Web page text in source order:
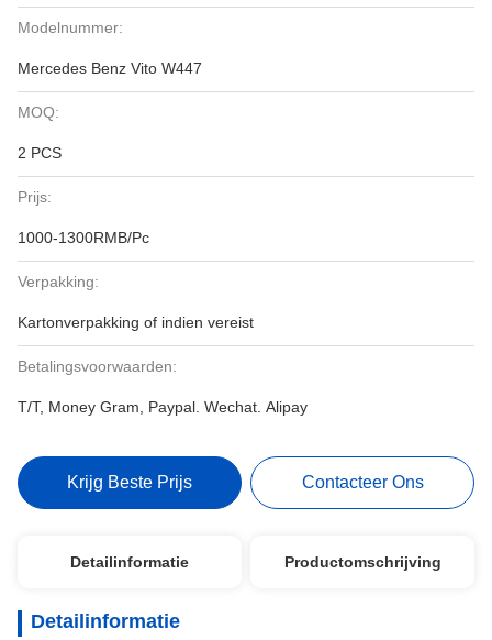
Modelnummer:
Mercedes Benz Vito W447
MOQ:
2 PCS
Prijs:
1000-1300RMB/Pc
Verpakking:
Kartonverpakking of indien vereist
Betalingsvoorwaarden:
T/T, Money Gram, Paypal. Wechat. Alipay
Krijg Beste Prijs Contacteer Ons
Detailinformatie Productomschrijving
Detailinformatie